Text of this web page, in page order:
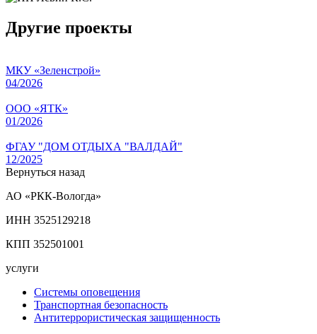
Другие проекты
МКУ «Зеленстрой»
04/2026
ООО «ЯТК»
01/2026
ФГАУ "ДОМ ОТДЫХА "ВАЛДАЙ"
12/2025
Вернуться назад
АО «РКК-Вологда»
ИНН 3525129218
КПП 352501001
услуги
Системы оповещения
Транспортная безопасность
Антитеррористическая защищенность